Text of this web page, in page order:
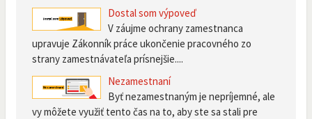
Dostal som výpoveď
V záujme ochrany zamestnanca
upravuje Zákonník práce ukončenie pracovného zo
strany zamestnávateľa prísnejšie....
Nezamestnaní
Byť nezamestnaným je nepríjemné, ale
vy môžete využiť tento čas na to, aby ste sa stali pre